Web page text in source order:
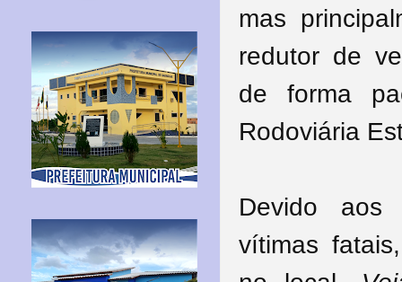
mas
redutor de
de forma
Rodoviária
Devido aos
vítimas